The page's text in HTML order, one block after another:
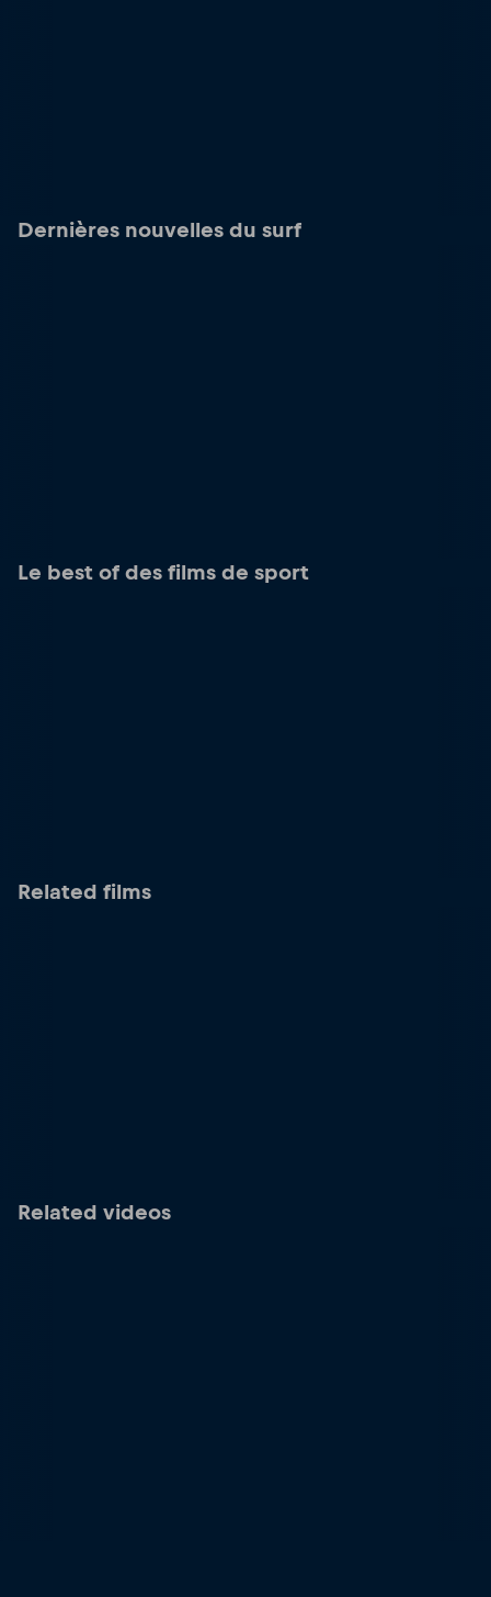
Dernières nouvelles du surf
Le best of des films de sport
Related films
Related videos